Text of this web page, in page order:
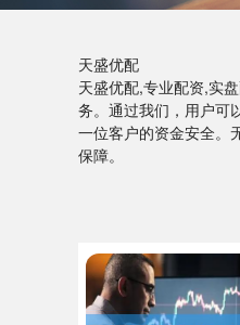
天盛优配
天盛优配,专业配资,实
务。通过我们，用户可
一位客户的资金安全。
保障。